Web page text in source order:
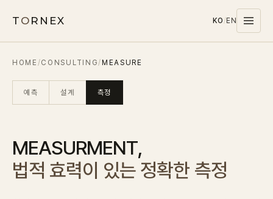
T O RNEX KO / EN
Products
MATERIALS
WOOD WOOL
CARPET
HOME /CONSULTING/ MEASURE
예측 설계 측정
MEASURMENT,
법적 효력이 있는 정확한 측정